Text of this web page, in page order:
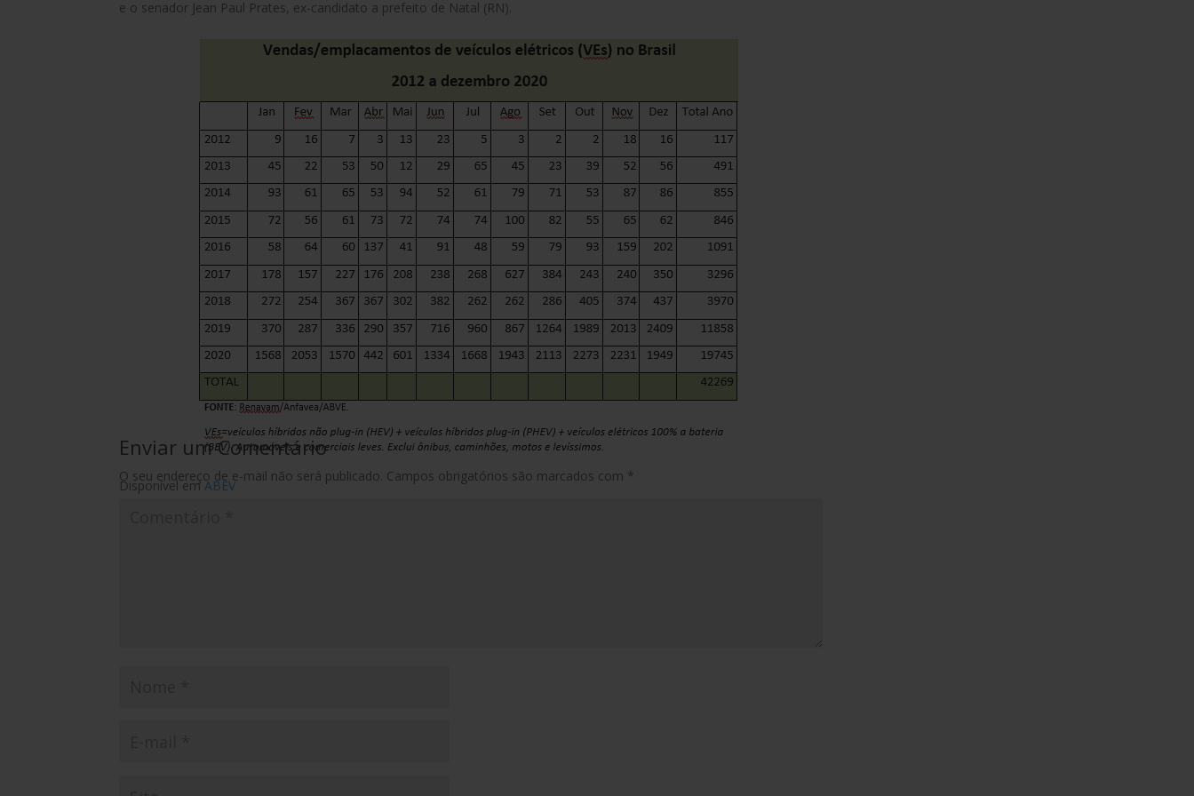
e o senador Jean Paul Prates, ex-candidato a prefeito de Natal (RN).
Disponível emABEV
Enviar um Comentário
O seu endereço de e-mail não será publicado. Campos obrigatórios são marcados com *